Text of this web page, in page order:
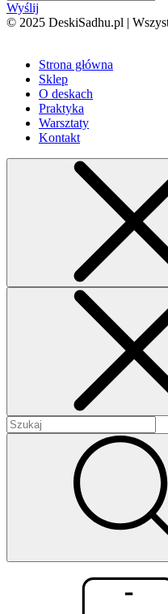
Wyślij
© 2025 DeskiSadhu.pl |
Strona główna
Sklep
O deskach
Praktyka
Warsztaty
Kontakt